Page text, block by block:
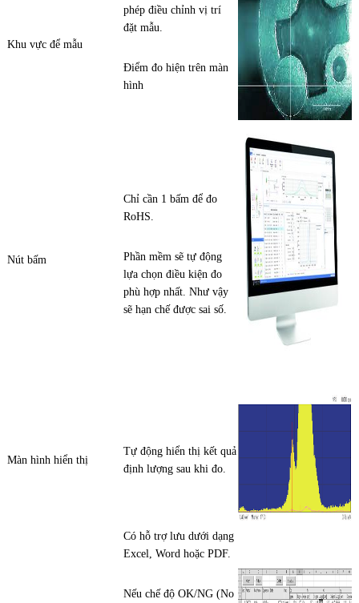
Khu vực để mẫu
phép điều chỉnh vị trí
đặt mẫu.
Điểm đo hiện trên màn
hình
Nút bấm
Chỉ cần 1 bấm để đo
RoHS.
Phần mềm sẽ tự động
lựa chọn điều kiện đo
phù hợp nhất. Như vậy
sẽ hạn chế được sai số.
Màn hình hiển thị
Tự động hiển thị kết quả
định lượng sau khi đo.
Có hỗ trợ lưu dưới dạng
Excel, Word hoặc PDF.
Nếu chế độ OK/NG (No